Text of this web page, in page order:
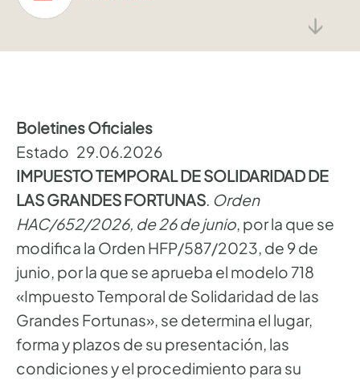
↓
Boletines Oficiales
Estado 29.06.2026
IMPUESTO TEMPORAL DE SOLIDARIDAD DE
LAS GRANDES FORTUNAS. Orden
HAC/652/2026, de 26 de junio, por la que se
modifica la Orden HFP/587/2023, de 9 de
junio, por la que se aprueba el modelo 718
«Impuesto Temporal de Solidaridad de las
Grandes Fortunas», se determina el lugar,
forma y plazos de su presentación, las
condiciones y el procedimiento para su